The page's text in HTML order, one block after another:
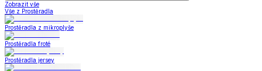
Zobrazit vše
Vše z Prostěradla
Prostěradla z mikroplyše
Prostěradla froté
Prostěradla jersey